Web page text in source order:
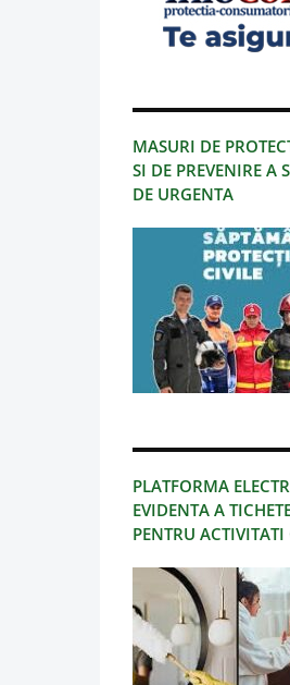
MASURI DE
SI DE PREVENIRE A
DE URGENTA
PLATFORMA
EVIDENTA A
PENTRU ACTIVITATI